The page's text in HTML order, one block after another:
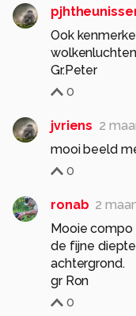
Ook
Gr.Peter
0
jvriens 2
mooi beeld
0
ronab 2
Mooie
de fijne
achtergrond.
gr Ron
0